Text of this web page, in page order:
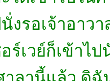
นั่งรอเจ้าอา
ร์เวย์ก็เข้าไ